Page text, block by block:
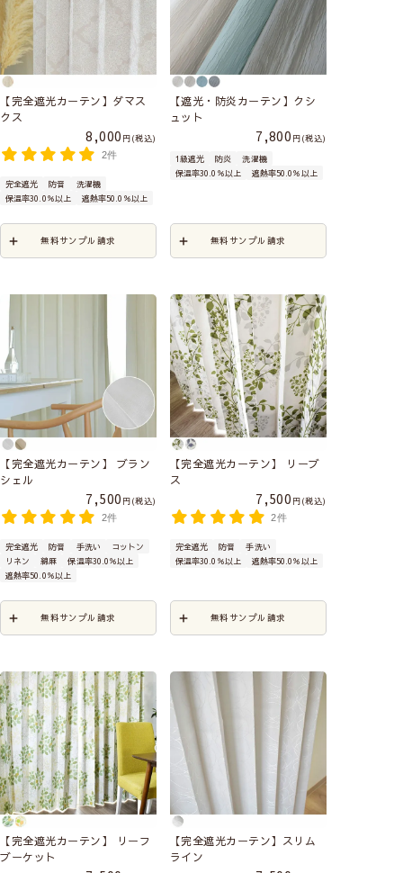
【完全遮光カーテン】ダマス
クス
8,000
税込
2件
完全遮光 防音
洗濯機
保温率30.0％以上
遮熱率50.0％以上
無料サンプル請求
【遮光・防炎カーテン】クシ
ュット
7,800
税込
1級遮光
防炎
洗濯機
保温率30.0％以上
遮熱率50.0％以上
無料サンプル請求
【完全遮光カーテン】 ブラン
シェル
7,500
税込
2件
完全遮光 防音 手洗い
コットン
リネン
綿麻
保温率30.0％以上
遮熱率50.0％以上
無料サンプル請求
【完全遮光カーテン】 リーブ
ス
7,500
税込
2件
完全遮光 防音
手洗い
保温率30.0％以上
遮熱率50.0％以上
無料サンプル請求
【完全遮光カーテン】 リーフ
ブーケット
【完全遮光カーテン】スリム
ライン